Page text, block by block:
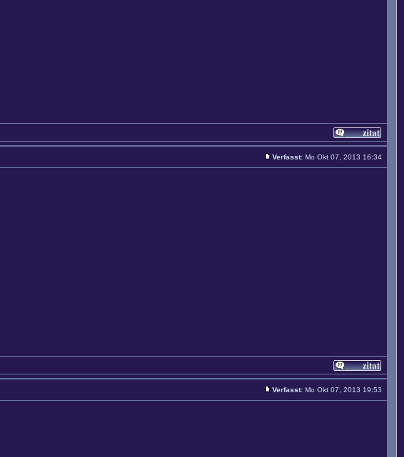
Verfasst: Mo Okt 07, 2013 16:34
Verfasst: Mo Okt 07, 2013 19:53